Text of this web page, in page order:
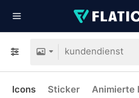
Icons Sticker Animierte